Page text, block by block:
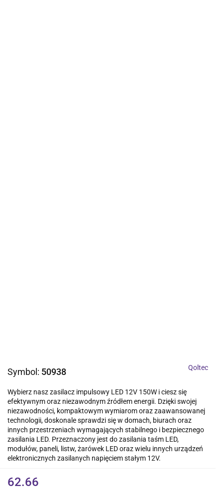
Symbol: 50938 Qoltec
Wybierz nasz zasilacz impulsowy LED 12V 150W i ciesz się
efektywnym oraz niezawodnym źródłem energii. Dzięki swojej
niezawodności, kompaktowym wymiarom oraz zaawansowanej
technologii, doskonale sprawdzi się w domach, biurach oraz
innych przestrzeniach wymagających stabilnego i bezpiecznego
zasilania LED. Przeznaczony jest do zasilania taśm LED,
modułów, paneli, listw, żarówek LED oraz wielu innych urządzeń
elektronicznych zasilanych napięciem stałym 12V.
62.66